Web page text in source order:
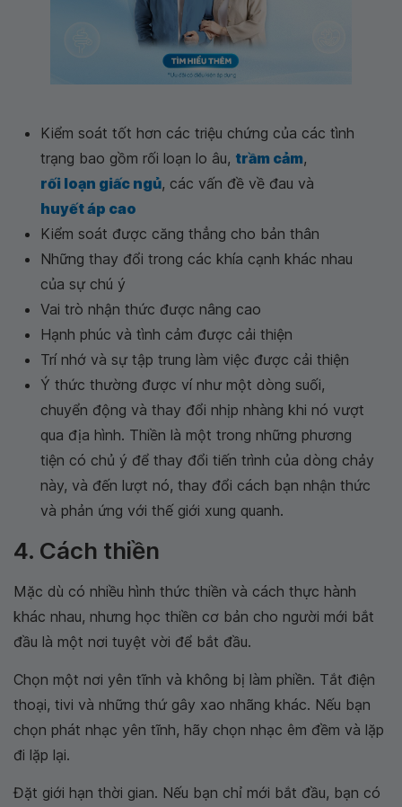
Kiểm soát tốt hơn các triệu chứng của các tình
trạng bao gồm rối loạn lo âu, trầm cảm,
rối loạn giấc ngủ, các vấn đề về đau và
huyết áp cao
Kiểm soát được căng thẳng cho bản thân
Những thay đổi trong các khía cạnh khác nhau
của sự chú ý
Vai trò nhận thức được nâng cao
Hạnh phúc và tình cảm được cải thiện
Trí nhớ và sự tập trung làm việc được cải thiện
Ý thức thường được ví như một dòng suối,
chuyển động và thay đổi nhịp nhàng khi nó vượt
qua địa hình. Thiền là một trong những phương
tiện có chủ ý để thay đổi tiến trình của dòng chảy
này, và đến lượt nó, thay đổi cách bạn nhận thức
và phản ứng với thế giới xung quanh.
4. Cách thiền
Mặc dù có nhiều hình thức thiền và cách thực hành
khác nhau, nhưng học thiền cơ bản cho người mới bắt
đầu là một nơi tuyệt vời để bắt đầu.
Chọn một nơi yên tĩnh và không bị làm phiền. Tắt điện
thoại, tivi và những thứ gây xao nhãng khác. Nếu bạn
chọn phát nhạc yên tĩnh, hãy chọn nhạc êm đềm và lặp
đi lặp lại.
Đặt giới hạn thời gian. Nếu bạn chỉ mới bắt đầu, bạn có